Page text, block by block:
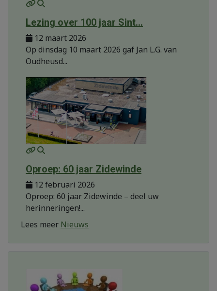
MOD_JTCS_VIEW_ARTICLE_LINK
Lezing over 100 jaar Sint...
12 maart 2026
Op dinsdag 10 maart 2026 gaf Jan L.G. van
Oudheusd...
MOD_JTCS_VIEW_ARTICLE_LINK
Oproep: 60 jaar Zidewinde
12 februari 2026
Oproep: 60 jaar Zidewinde – deel uw
herinneringen!...
Lees meer Nieuws